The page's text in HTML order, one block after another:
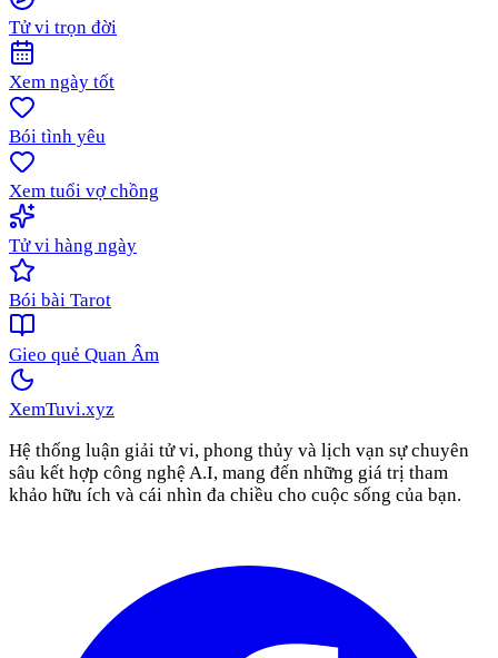
Tử vi trọn đời
Xem ngày tốt
Bói tình yêu
Xem tuổi vợ chồng
Tử vi hàng ngày
Bói bài Tarot
Gieo quẻ Quan Âm
XemTuvi.xyz
Hệ thống luận giải tử vi, phong thủy và lịch vạn sự chuyên
sâu kết hợp công nghệ A.I, mang đến những giá trị tham
khảo hữu ích và cái nhìn đa chiều cho cuộc sống của bạn.